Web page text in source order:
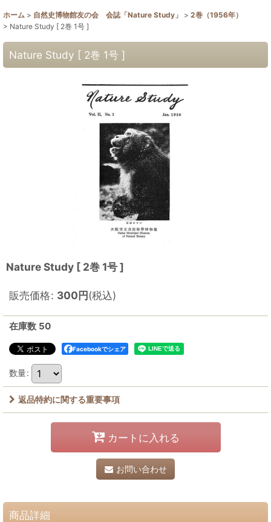
ホーム > 自然史博物館友の会 会誌「Nature Study」 > 2巻（1956年）
> Nature Study [ 2巻 1号 ]
Nature Study [ 2巻 1号 ]
Nature Study [ 2巻 1号 ]
販売価格: 300円(税込)
在庫数 50
Facebookでシェア
数量:
返品特約に関する重要事項
カートに入れる
お問い合わせ
商品詳細